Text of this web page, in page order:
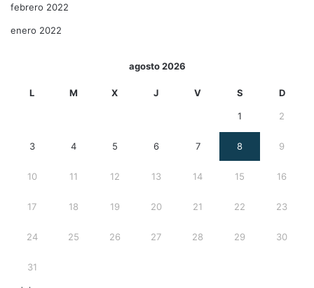
febrero 2022
enero 2022
agosto 2026
L M X J V S D
1 2
3 4 5 6 7 8 9
10 11 12 13 14 15 16
17 18 19 20 21 22 23
24 25 26 27 28 29 30
31